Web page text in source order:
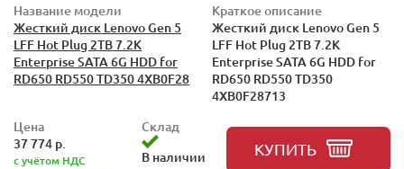
Название модели
Жесткий диск Lenovo Gen 5
LFF Hot Plug 2TB 7.2K
Enterprise SATA 6G HDD for
RD650 RD550 TD350 4XB0F28
Краткое описание
Жесткий диск Lenovo Gen 5
LFF Hot Plug 2TB 7.2K
Enterprise SATA 6G HDD for
RD650 RD550 TD350
4XB0F28713
Цена
37 774 р.
с учётом НДС
Склад
В наличии
КУПИТЬ